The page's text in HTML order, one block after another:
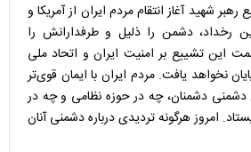
رهبر شهید آغاز انتقام مردم ایران از آمریکا و
رخداد، دشمن را ذلیل و طرفدارانش را
این تشییع بر امنیت ایران و اتحاد ملی
نخواهد یافت. مردم ایران با ایمان قوی‌تر
دشمنی دشمنان، چه در حوزه نظامی و چه در
امروز هرگونه تردیدی درباره دشمنی آنان